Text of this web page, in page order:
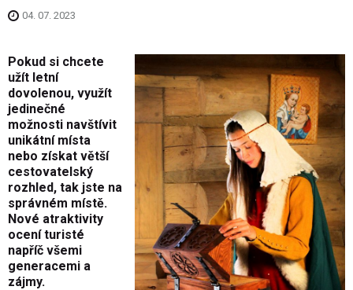
04. 07. 2023
Pokud si chcete
užít letní
dovolenou, využít
jedinečné
možnosti navštívit
unikátní místa
nebo získat větší
cestovatelský
rozhled, tak jste na
správném místě.
Nové atraktivity
ocení turisté
napříč všemi
generacemi a
zájmy.